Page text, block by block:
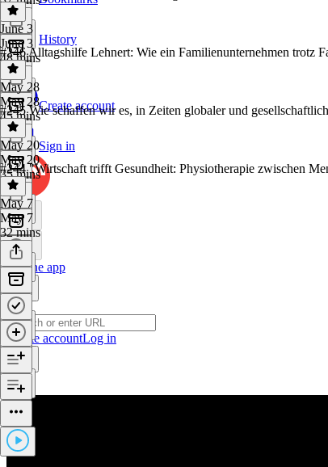
History
Create account
Sign in
Get the app
Create accountLog in
June 3
June 3
48 mins
#246 Alltagshilfe Lehnert: Wie ein Familienunternehmen trotz
May 28
May 28
45 mins
#245 Wie schaffen wir es, in Zeiten globaler und
May 20
May 20
35 mins
#244 "Wirtschaft trifft Gesundheit: Physiotherapie zwischen
May 7
May 7
32 mins